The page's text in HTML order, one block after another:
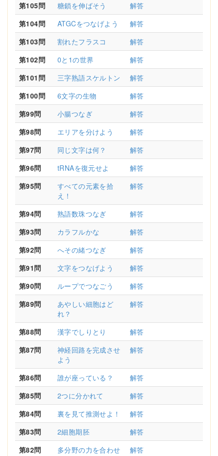
第105問
糖鎖を伸ばそう
解答
第104問
ATGCをつなげよう
解答
第103問
割れたフラスコ
解答
第102問
0と1の世界
解答
第101問
三字熟語スケルトン
解答
第100問
6文字の生物
解答
第99問
小腸つなぎ
解答
第98問
エリアを分けよう
解答
第97問
同じ文字は何？
解答
第96問
tRNAを復元せよ
解答
第95問
すべての元素を拾
え！
解答
第94問 熟語数珠つなぎ
解答
第93問
カラフルかな
解答
第92問
へその緒つなぎ
解答
第91問
文字をつなげよう
解答
第90問
ループでつなごう
解答
第89問
あやしい細胞はど
れ？
解答
第88問 漢字でしりとり
解答
第87問
神経回路を完成させ
よう
解答
第86問 誰が座っている？
解答
第85問
2つに分かれて
解答
第84問
裏を見て推測せよ！
解答
第83問
2細胞期胚
解答
第82問
多分野の力を合わせ
解答